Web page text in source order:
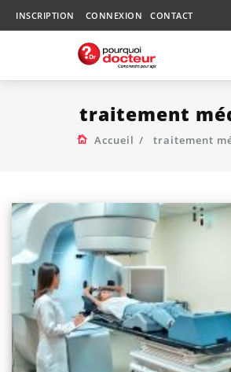
INSCRIPTION CONNEXION CONTACT
traitement
Accueil traitement